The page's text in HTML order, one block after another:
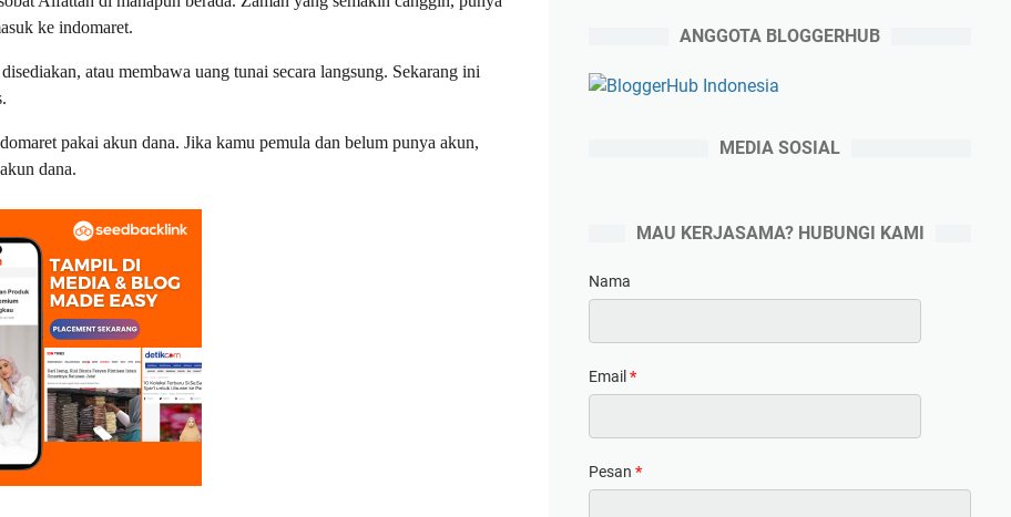
ke indomaret.
atau membawa uang tunai secara langsung. Sekarang ini
pakai akun dana. Jika kamu pemula dan belum punya akun,
dana.
ANGGOTA BLOGGERHUB
MEDIA SOSIAL
MAU KERJASAMA? HUBUNGI KAMI
Nama
Email*
Pesan*